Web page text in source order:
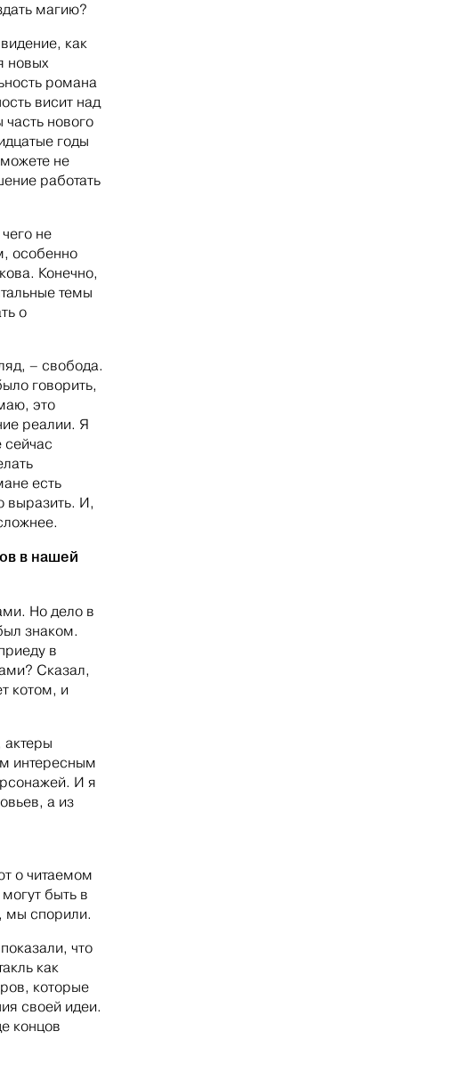
магию?
как
новых
романа
висит над
нового
годы
не
работать
не
особенно
Конечно,
темы
о
– свобода.
говорить,
это
реалии. Я
сейчас
есть
выразить. И,
в нашей
Но дело в
знаком.
в
Сказал,
котом, и
интересным
И я
а из
о читаемом
быть в
мы спорили.
что
как
которые
своей идеи.
концов